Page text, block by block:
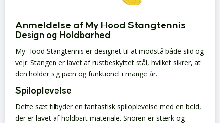
Anmeldelse af My Hood Stangtennis
Design og Holdbarhed
My Hood Stangtennis er designet til at modstå både slid og
vejr. Stangen er lavet af rustbeskyttet stål, hvilket sikrer, at
den holder sig pæn og funktionel i mange år.
Spiloplevelse
Dette sæt tilbyder en fantastisk spiloplevelse med en bold,
der er lavet af holdbart materiale. Snoren er stærk og